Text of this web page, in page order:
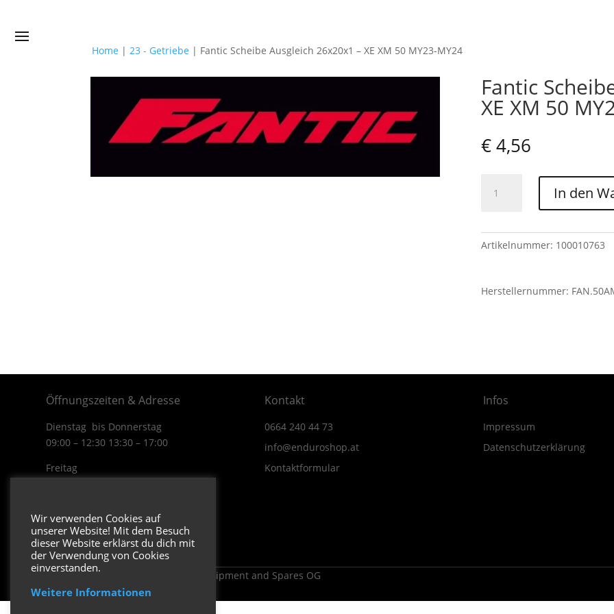
Home |23 - Getriebe | Fantic Scheibe Ausgleich 26x20x1 – XE XM 50 MY23-MY24
Fantic
XE XM 50
€4,56
Scheibe
-
50
In den
Artikelnummer: 100010763
Herstellernummer:
Öffnungszeiten & Adresse
Dienstag bis Donnerstag
09:00 – 12:30 13:30 – 17:00
Freitag
3170 Hainfeld
In Google Maps öffnen.
Kontakt
0664 240 44 73
info@enduroshop.at
Kontaktformular
Infos
Impressum
Datenschutzerklärung
Copyright 2026 ENDUROSHOP.at Equipment and Spares OG
Wir verwenden Cookies auf
unserer Website! Mit dem Besuch
dieser Website erklärst du dich mit
der Verwendung von Cookies
einverstanden.
Weitere Informationen